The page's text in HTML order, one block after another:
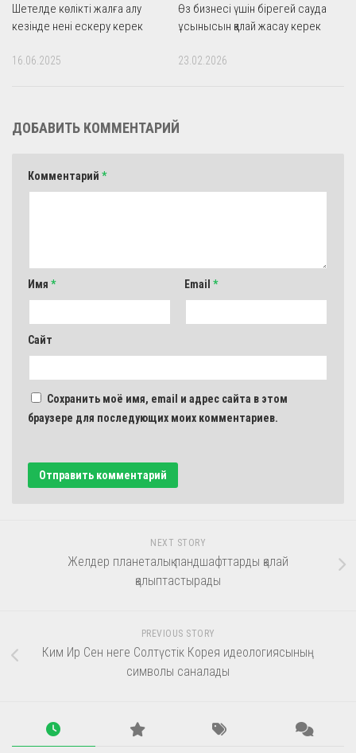
Шетелде көлікті жалға алу
кезінде нені ескеру керек
16.06.2025
Өз бизнесі үшін бірегей сауда
ұсынысын қалай жасау керек
23.02.2026
ДОБАВИТЬ КОММЕНТАРИЙ
Комментарий *
Имя * Email *
Сайт
Сохранить моё имя, email и адрес сайта в этом
браузере для последующих моих комментариев.
NEXT STORY
Желдер планеталық ландшафттарды қалай
қалыптастырады
PREVIOUS STORY
Ким Ир Сен неге Солтүстік Корея идеологиясының
символы саналады